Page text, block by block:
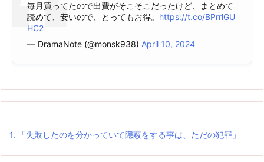
毎月買ってたので出費がそこそこだったけど、まとめて
読めて、安いので、とってもお得。 https://t.co/BPrrlGU
HC2
— DramaNote (@monsk938) April 10, 2024
1. 「失敗したのを分かっていて隠蔽をする事は、ただの犯罪」